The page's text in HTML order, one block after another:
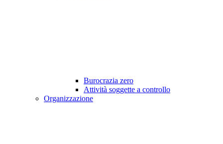
Burocrazia zero
Attività soggette a controllo
Organizzazione